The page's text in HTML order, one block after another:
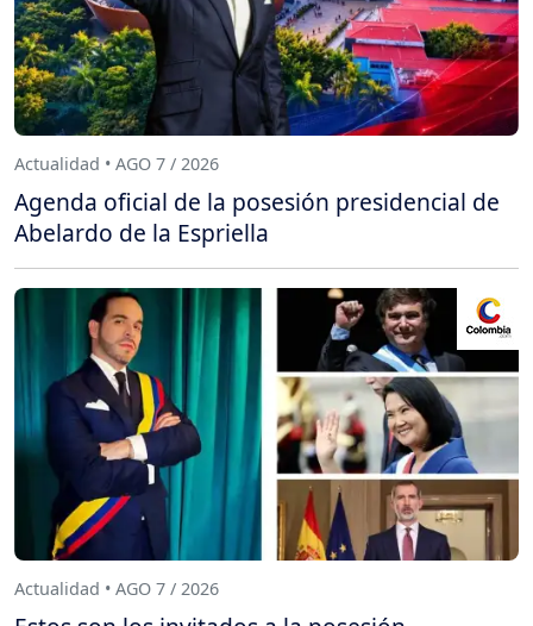
Actualidad • AGO 7 / 2026
Agenda oficial de la posesión presidencial de
Abelardo de la Espriella
Actualidad • AGO 7 / 2026